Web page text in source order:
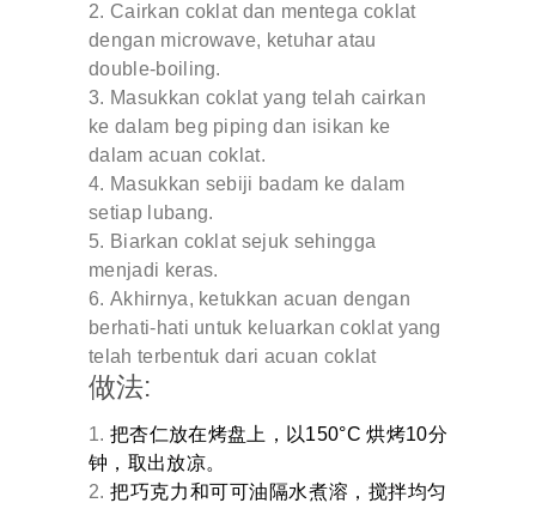
Cairkan coklat dan mentega coklat
dengan microwave, ketuhar atau
double-boiling.
Masukkan coklat yang telah cairkan
ke dalam beg piping dan isikan ke
dalam acuan coklat.
Masukkan sebiji badam ke dalam
setiap lubang.
Biarkan coklat sejuk sehingga
menjadi keras.
Akhirnya, ketukkan acuan dengan
berhati-hati untuk keluarkan coklat yang
telah terbentuk dari acuan coklat
做法:
把杏仁放在烤盘上，以150°C 烘烤10分
钟，取出放凉。
把巧克力和可可油隔水煮溶，搅拌均匀